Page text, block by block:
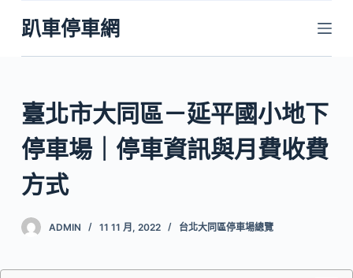
跳
至
主
內
容
趴車停車網
臺北市大同區－延平國小地下
停車場｜停車資訊與月費收費
方式
ADMIN 11 11 月, 2022 台北大同區停車場總覽